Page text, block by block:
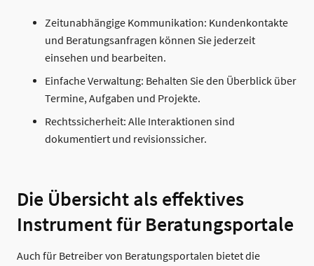
Zeitunabhängige Kommunikation: Kundenkontakte
und Beratungsanfragen können Sie jederzeit
einsehen und bearbeiten.
Einfache Verwaltung: Behalten Sie den Überblick über
Termine, Aufgaben und Projekte.
Rechtssicherheit: Alle Interaktionen sind
dokumentiert und revisionssicher.
Die Übersicht als effektives
Instrument für Beratungsportale
Auch für Betreiber von Beratungsportalen bietet die